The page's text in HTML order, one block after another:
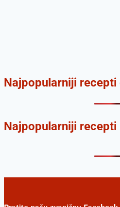
Najpopularniji recepti
Najpopularniji recepti